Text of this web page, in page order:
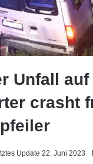
Unfall auf
crasht
Update 22. Juni 2023